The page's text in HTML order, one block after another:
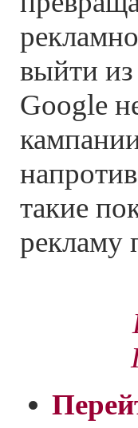
выйти
Google
такие
рекламу